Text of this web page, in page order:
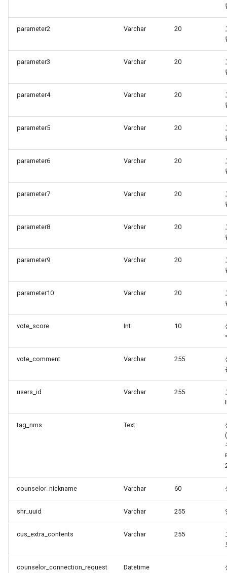
parameter2 Varchar 20
parameter3 Varchar 20
parameter4 Varchar 20
parameter5 Varchar 20
parameter6 Varchar 20
parameter7 Varchar 20
parameter8 Varchar 20
parameter9 Varchar 20
parameter10 Varchar 20
vote_score Int 10
vote_comment Varchar 255
users_id Varchar 255
tag_nms Text
counselor_nickname Varchar 60
shr_uuid Varchar 255
cus_extra_contents Varchar 255
counselor_connection_request Datetime